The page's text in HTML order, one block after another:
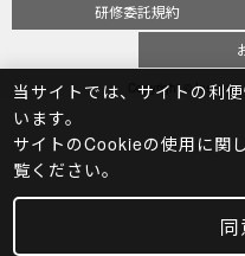
研修委託規約
Copyright ©
当サイトでは、サイトの利
います。
サイトのCookieの使⽤に関
覧ください。